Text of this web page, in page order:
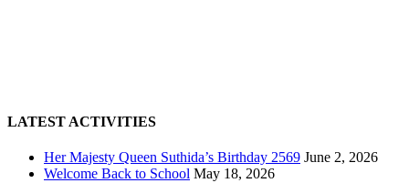
LATEST ACTIVITIES
Her Majesty Queen Suthida’s Birthday 2569 June 2, 2026
Welcome Back to School May 18, 2026